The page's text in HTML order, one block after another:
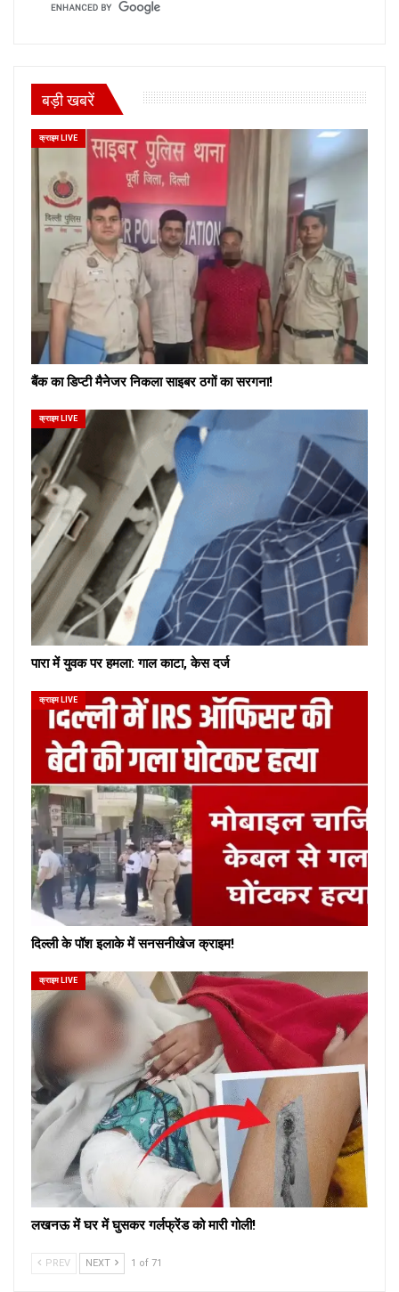
बड़ी खबरें
क्राइम LIVE
बैंक का डिप्टी मैनेजर निकला साइबर ठगों का सरगना!
क्राइम LIVE
पारा में युवक पर हमला: गाल काटा, केस दर्ज
क्राइम LIVE
दिल्ली के पॉश इलाके में सनसनीखेज क्राइम!
क्राइम LIVE
लखनऊ में घर में घुसकर गर्लफ्रेंड को मारी गोली!
PREV NEXT 1 of 71